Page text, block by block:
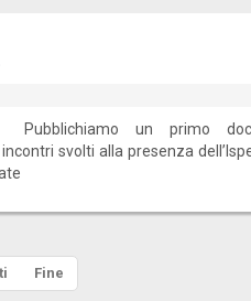
Pubblichiamo un primo
svolti alla presenza
Fine